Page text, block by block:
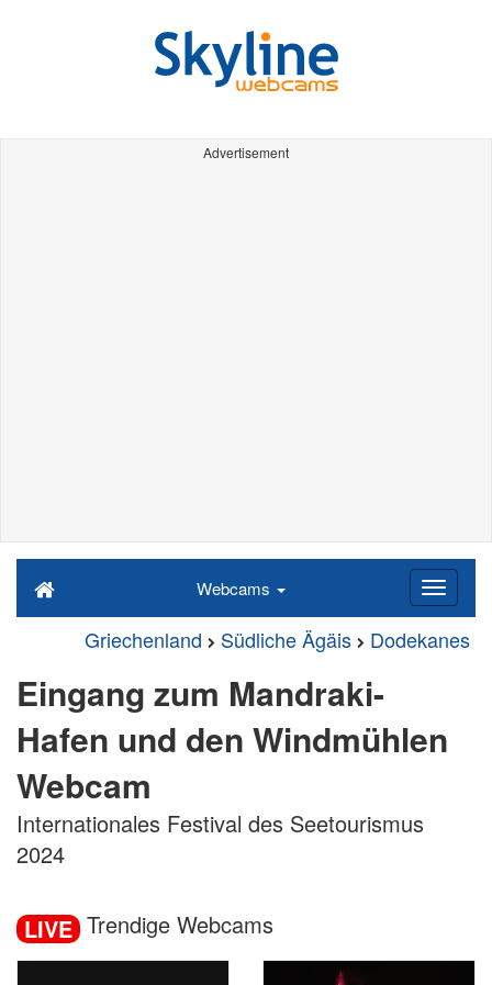
Advertisement
Webcams
Griechenland Südliche Ägäis Dodekanes
Eingang zum Mandraki-
Hafen und den Windmühlen
Webcam
Internationales Festival des Seetourismus
2024
LIVE Trendige Webcams